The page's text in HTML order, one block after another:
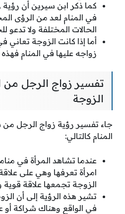
كما ذكر ابن سيرين أن
في المنام لعد من الرؤى
الحالات المختلفة ولا تدعو
أما إذا كانت الزوجة تعاني
زواجه عليها في المنام فهذه
تفسير زواج الرجل من
الزوجة
جاء تفسير رؤية زواج الرجل
المنام كالتالي:
عندما تشاهد المرأة في
امرأة تعرفها وهي على
الزوجة تجمعها علاقة
تشير هذه الرؤية إلى أن
في الواقع وهناك شراكة